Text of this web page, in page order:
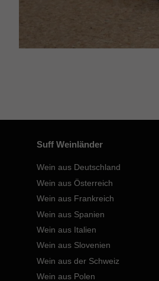
Suff Weinländer
Wein aus Deutschland
Wein aus Österreich
Wein aus Frankreich
Wein aus Spanien
Wein aus Italien
Wein aus Slovenien
Wein aus der Schweiz
Wein aus Polen